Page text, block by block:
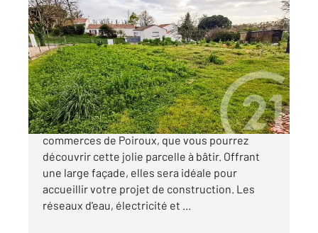
POIROUX 85
410 m2
Ref : 2442
Terrain à vendre
52 000 €
C'est dans une rue calme à proximité des
commerces de Poiroux, que vous pourrez
découvrir cette jolie parcelle à bâtir. Offrant
une large façade, elles sera idéale pour
accueillir votre projet de construction. Les
réseaux d'eau, électricité et ...